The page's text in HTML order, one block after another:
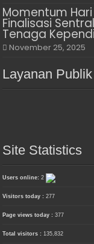
Momentum
Finalisasi
Tenaga
November 25, 2025
Layanan Publik
Site Statistics
Users online:2
Visitors today :277
Page views today :377
Total visitors :135,832